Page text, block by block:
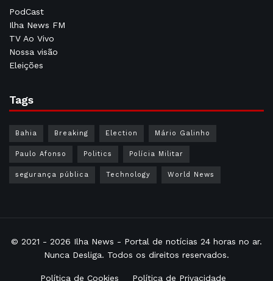
PodCast
Ilha News FM
TV Ao Vivo
Nossa visão
Eleições
Tags
Bahia Breaking Election Mário Galinho
Paulo Afonso Politics Polícia Militar
segurança pública Technology World News
© 2021 - 2026 Ilha News - Portal de notícias 24 horas no ar.
Nunca Desliga. Todos os direitos reservados.
Política de Cookies Política de Privacidade